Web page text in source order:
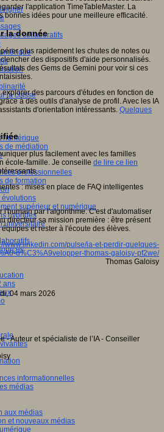
collaboratifs
la classe
numérique
de médiation
professionnelles
de formation
évolutions
supérieur et numérique
hybrides
universitaire
ans
informationnelles
médias
aux médias
et nouveaux médias
l'application TimeTableMaster. La
bonnes idées pour une meilleure efficacité.
la donnée
plus rapidement les chutes de notes ou
des dispositifs d'aide personnalisés.
des Gems de Gemini pour voir si ces
des parcours d'études en fonction de
à des outils d'analyse de profil. Avec les IA
d'orientation intéressants. Quelques
plus facilement avec les familles
école-famille. Je conseille de lire ce lien
: mises en place de FAQ intelligentes
l'humain par l'algorithme. C'est d'automatiser
directeur sa mission première : être présent
et rester à l'écoute des élèves.
www.linkedin.com/pulse/ia-et-perdir-quelques-
d%C3%A9velopper-thomas-galoisy-pf2we/
Thomas Galoisy
04 mars 2026
- Auteur et spécialiste de l’IA - Conseiller